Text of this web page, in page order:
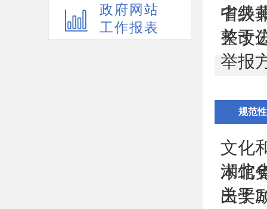
政府网站
工作报表
省级
中共
整改
关于
举报
规范
文化
术馆
湖北
出奖
关于